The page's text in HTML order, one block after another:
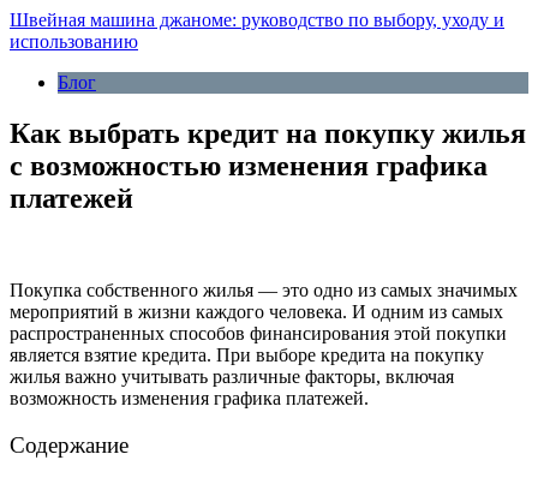
Швейная машина джаноме: руководство по выбору, уходу и
использованию
Блог
Как выбрать кредит на покупку жилья
с возможностью изменения графика
платежей
Покупка собственного жилья — это одно из самых значимых
мероприятий в жизни каждого человека. И одним из самых
распространенных способов финансирования этой покупки
является взятие кредита. При выборе кредита на покупку
жилья важно учитывать различные факторы, включая
возможность изменения графика платежей.
Содержание